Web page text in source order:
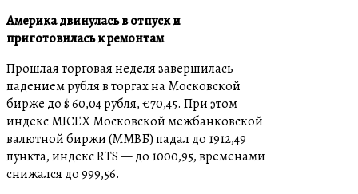
Америка двинулась в отпуск и
приготовилась к ремонтам
Прошлая торговая неделя завершилась
падением рубля в торгах на Московской
бирже до $ 60,04 рубля, €70,45. При этом
индекс MICEX Московской межбанковской
валютной биржи (ММВБ) падал до 1912,49
пункта, индекс RTS — до 1000,95, временами
снижался до 999,56.